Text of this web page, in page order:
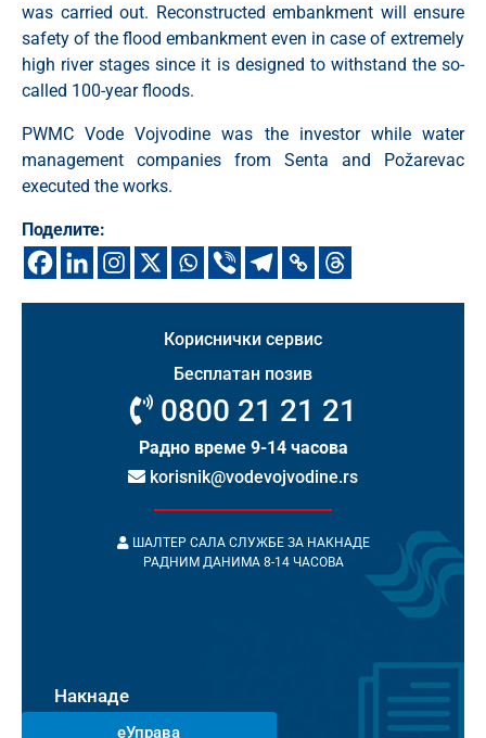
was carried out. Reconstructed embankment will ensure
safety of the flood embankment even in case of extremely
high river stages since it is designed to withstand the so-
called 100-year floods.
PWMC Vode Vojvodine was the investor while water
management companies from Senta and Požarevac
executed the works.
Поделите:
Кориснички сервис
Бесплатан позив
0800 21 21 21
Радно време 9-14 часова
korisnik@vodevojvodine.rs
ШАЛТЕР САЛА СЛУЖБЕ ЗА НАКНАДЕ
РАДНИМ ДАНИМА 8-14 ЧАСОВА
Накнаде
еУправа